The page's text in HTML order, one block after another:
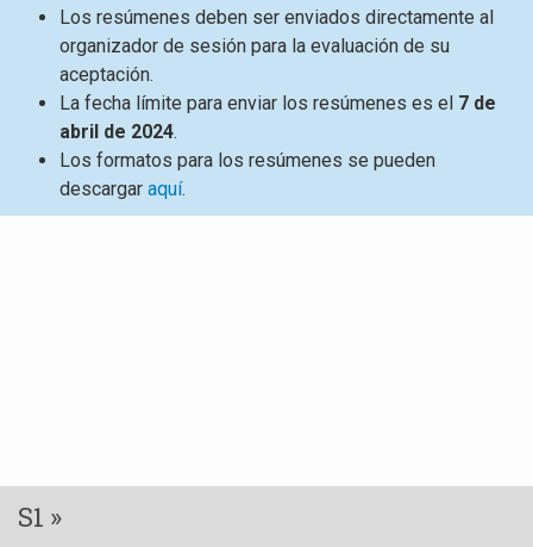
Los resúmenes deben ser enviados directamente al
organizador de sesión para la evaluación de su
aceptación.
La fecha límite para enviar los resúmenes es el 7 de
abril de 2024.
Los formatos para los resúmenes se pueden
descargar aquí.
S1 »